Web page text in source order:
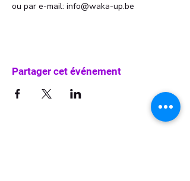
ou par e-mail: info@waka-up.be
Partager cet événement